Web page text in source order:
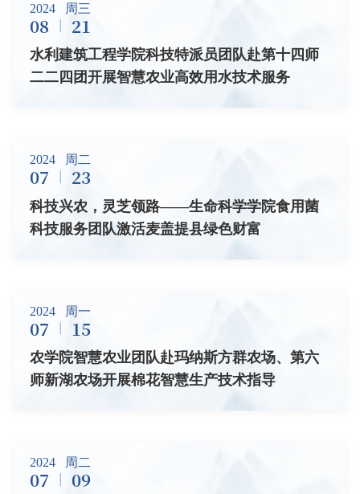
2024 周三
08 21
水利建筑工程学院科技特派员团队赴第十四师
二二四团开展智慧农业高效用水技术服务
2024 周二
07 23
科技兴农，灵芝领路——生命科学学院食用菌
科技服务团队激活麦盖提县绿色财富
2024 周一
07 15
农学院智慧农业团队赴玛纳斯方群农场、第六
师新湖农场开展棉花智慧生产技术指导
2024 周二
07 09